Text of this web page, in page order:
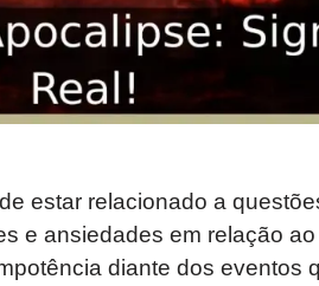
estar relacionado a
e ansiedades em relação
diante dos eventos